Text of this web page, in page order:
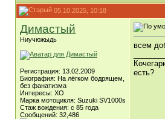
05.10.2025, 10:18
Димастый
Ниучюжыдь
Регистрация: 13.02.2009
Биография: На лёгком бодрящем,
без фанатизма
Интересы: ХО
Марка мотоцикля: Suzuki SV1000s
Стаж вождения: с 85 года
Сообщений: 32,486
всем
есть?